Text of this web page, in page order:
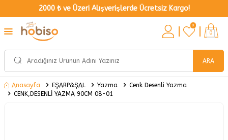
2000 ₺ ve Üzeri Alışverişlerde Ücretsiz Kargo!
ARA
0
0
Anasayfa EŞARP&ŞAL Yazma
Cenk Desenli Yazma
CENK,DESENLİ YAZMA 90CM 08-01